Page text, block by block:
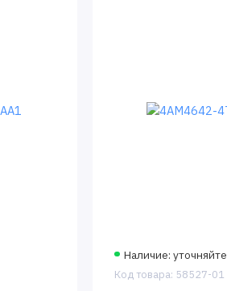
Наличие: уточняйте
Код товара: 58527-01